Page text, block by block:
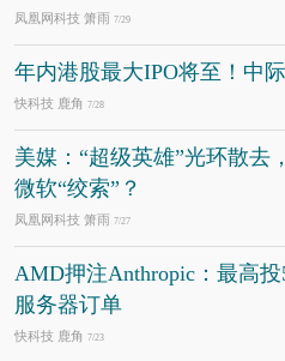
凤凰网科技 箫雨 7/29
年内港股最大IPO将至！中
快科技 鹿角 7/28
美媒：“超级英雄”光环散去
微软“绞索”？
凤凰网科技 箫雨 7/27
AMD押注Anthropic：最高
服务器订单
快科技 鹿角 7/23